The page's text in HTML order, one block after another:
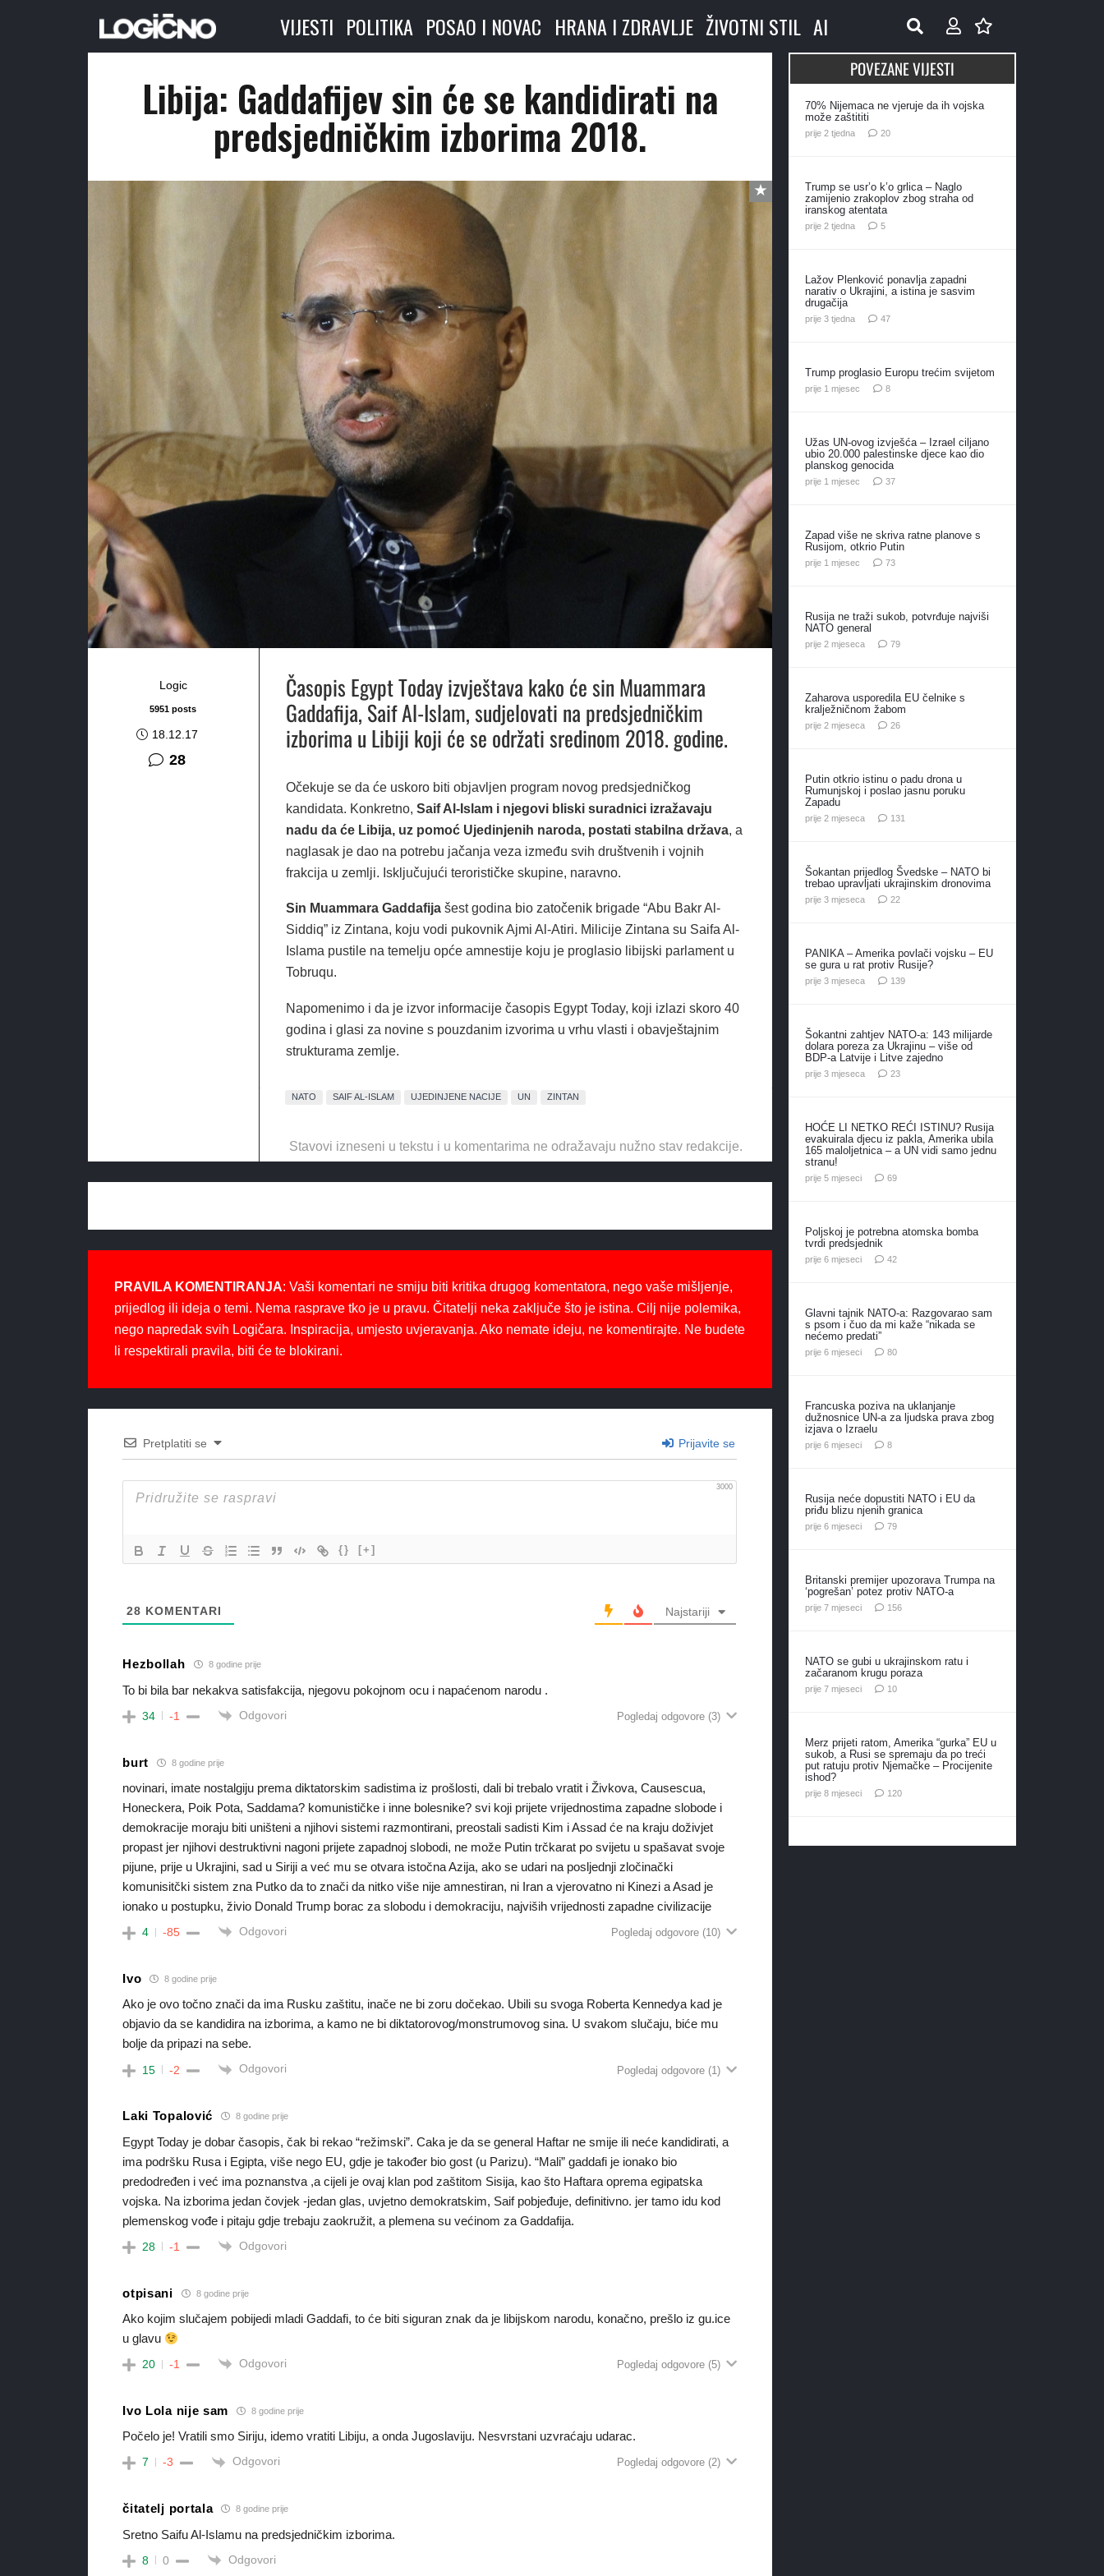
VIJESTI POLITIKA POSAO I NOVAC HRANA I ZDRAVLJE ŽIVOTNI STIL AI
Libija: Gaddafijev sin će se kandidirati na
predsjedničkim izborima 2018.
Logic
5951 posts
18.12.17
28komentara
Časopis Egypt Today izvještava kako će sin Muammara
Gaddafija, Saif Al-Islam, sudjelovati na predsjedničkim
izborima u Libiji koji će se održati sredinom 2018. godine.
Očekuje se da će uskoro biti objavljen program novog predsjedničkog
kandidata. Konkretno, Saif Al-Islam i njegovi bliski suradnici izražavaju
nadu da će Libija, uz pomoć Ujedinjenih naroda, postati stabilna država, a
naglasak je dao na potrebu jačanja veza između svih društvenih i vojnih
frakcija u zemlji. Isključujući terorističke skupine, naravno.
Sin Muammara Gaddafijašest godina bio zatočenik brigade “Abu Bakr Al-
Siddiq” iz Zintana, koju vodi pukovnik Ajmi Al-Atiri. Milicije Zintana su Saifa Al-
Islama pustile na temelju opće amnestije koju je proglasio libijski parlament u
Tobruqu.
Napomenimo i da je izvor informacije časopis Egypt Today, koji izlazi skoro 40
godina i glasi za novine s pouzdanim izvorima u vrhu vlasti i obavještajnim
strukturama zemlje.
NATO SAIF AL-ISLAM UJEDINJENE NACIJE UN ZINTAN
Stavovi izneseni u tekstu i u komentarima ne odražavaju nužno stav redakcije.
PRAVILA KOMENTIRANJA: Vaši komentari ne smiju biti kritika drugog komentatora, nego vaše mišljenje,
prijedlog ili ideja o temi. Nema rasprave tko je u pravu. Čitatelji neka zaključe što je istina. Cilj nije polemika,
nego napredak svih Logičara. Inspiracija, umjesto uvjeravanja. Ako nemate ideju, ne komentirajte. Ne budete
li respektirali pravila, biti će te blokirani.
Pretplatiti se Prijavite se
3000
{} [+]
28 KOMENTARI Najstariji
Hezbollah 8 godine prije
To bi bila bar nekakva satisfakcija, njegovu pokojnom ocu i napaćenom narodu .
34 -1 Odgovori Pogledaj odgovore (3)
burt 8 godine prije
novinari, imate nostalgiju prema diktatorskim sadistima iz prošlosti, dali bi trebalo vratit i Živkova, Causescua,
Honeckera, Poik Pota, Saddama? komunističke i inne bolesnike? svi koji prijete vrijednostima zapadne slobode i
demokracije moraju biti uništeni a njihovi sistemi razmontirani, preostali sadisti Kim i Assad će na kraju doživjet
propast jer njihovi destruktivni nagoni prijete zapadnoj slobodi, ne može Putin trčkarat po svijetu u spašavat svoje
pijune, prije u Ukrajini, sad u Siriji a već mu se otvara istočna Azija, ako se udari na posljednji zločinački
komunisitčki sistem zna Putko da to znači da nitko više nije amnestiran, ni Iran a vjerovatno ni Kinezi a Asad je
ionako u postupku, živio Donald Trump borac za slobodu i demokraciju, najviših vrijednosti zapadne civilizacije
4 -85 Odgovori Pogledaj odgovore (10)
Ivo 8 godine prije
Ako je ovo točno znači da ima Rusku zaštitu, inače ne bi zoru dočekao. Ubili su svoga Roberta Kennedya kad je
objavio da se kandidira na izborima, a kamo ne bi diktatorovog/monstrumovog sina. U svakom slučaju, biće mu
bolje da pripazi na sebe.
15 -2 Odgovori Pogledaj odgovore (1)
Laki Topalović 8 godine prije
Egypt Today je dobar časopis, čak bi rekao “režimski”. Caka je da se general Haftar ne smije ili neće kandidirati, a
ima podršku Rusa i Egipta, više nego EU, gdje je također bio gost (u Parizu). “Mali” gaddafi je ionako bio
predodređen i već ima poznanstva ,a cijeli je ovaj klan pod zaštitom Sisija, kao što Haftara oprema egipatska
vojska. Na izborima jedan čovjek -jedan glas, uvjetno demokratskim, Saif pobjeđuje, definitivno. jer tamo idu kod
plemenskog vođe i pitaju gdje trebaju zaokružit, a plemena su većinom za Gaddafija.
28 -1 Odgovori
otpisani 8 godine prije
Ako kojim slučajem pobijedi mladi Gaddafi, to će biti siguran znak da je libijskom narodu, konačno, prešlo iz gu.ice
u glavu
20 -1 Odgovori Pogledaj odgovore (5)
Ivo Lola nije sam 8 godine prije
Počelo je! Vratili smo Siriju, idemo vratiti Libiju, a onda Jugoslaviju. Nesvrstani uzvraćaju udarac.
7 -3 Odgovori Pogledaj odgovore (2)
čitatelj portala 8 godine prije
Sretno Saifu Al-Islamu na predsjedničkim izborima.
8 0 Odgovori
POVEZANE VIJESTI
70% Nijemaca ne vjeruje da ih vojska
može zaštititi
prije 2 tjedna 20komentara
Trump se usr’o k’o grlica – Naglo
zamijenio zrakoplov zbog straha od
iranskog atentata
prije 2 tjedna 5komentara
Lažov Plenković ponavlja zapadni
narativ o Ukrajini, a istina je sasvim
drugačija
prije 3 tjedna 47komentara
Trump proglasio Europu trećim svijetom
prije 1 mjesec 8komentara
Užas UN-ovog izvješća – Izrael ciljano
ubio 20.000 palestinske djece kao dio
planskog genocida
prije 1 mjesec 37komentara
Zapad više ne skriva ratne planove s
Rusijom, otkrio Putin
prije 1 mjesec 73komentara
Rusija ne traži sukob, potvrđuje najviši
NATO general
prije 2 mjeseca 79komentara
Zaharova usporedila EU čelnike s
kralježničnom žabom
prije 2 mjeseca 26komentara
Putin otkrio istinu o padu drona u
Rumunjskoj i poslao jasnu poruku
Zapadu
prije 2 mjeseca 131
Šokantan prijedlog Švedske – NATO bi
trebao upravljati ukrajinskim dronovima
prije 3 mjeseca 22komentara
PANIKA – Amerika povlači vojsku – EU
se gura u rat protiv Rusije?
prije 3 mjeseca 139komentara
Šokantni zahtjev NATO-a: 143 milijarde
dolara poreza za Ukrajinu – više od
BDP-a Latvije i Litve zajedno
prije 3 mjeseca 23komentara
HOĆE LI NETKO REĆI ISTINU? Rusija
evakuirala djecu iz pakla, Amerika ubila
165 maloljetnica – a UN vidi samo jednu
stranu!
prije 5 mjeseci 69komentara
Poljskoj je potrebna atomska bomba
tvrdi predsjednik
prije 6 mjeseci 42komentara
Glavni tajnik NATO-a: Razgovarao sam
s psom i čuo da mi kaže “nikada se
nećemo predati”
prije 6 mjeseci 80komentara
Francuska poziva na uklanjanje
dužnosnice UN-a za ljudska prava zbog
izjava o Izraelu
prije 6 mjeseci 8komentara
Rusija neće dopustiti NATO i EU da
priđu blizu njenih granica
prije 6 mjeseci 79komentara
Britanski premijer upozorava Trumpa na
‘pogrešan’ potez protiv NATO-a
prije 7 mjeseci 156komentara
NATO se gubi u ukrajinskom ratu i
začaranom krugu poraza
prije 7 mjeseci 10komentara
Merz prijeti ratom, Amerika “gurka” EU u
sukob, a Rusi se spremaju da po treći
put ratuju protiv Njemačke – Procijenite
ishod?
prije 8 mjeseci 120komentara